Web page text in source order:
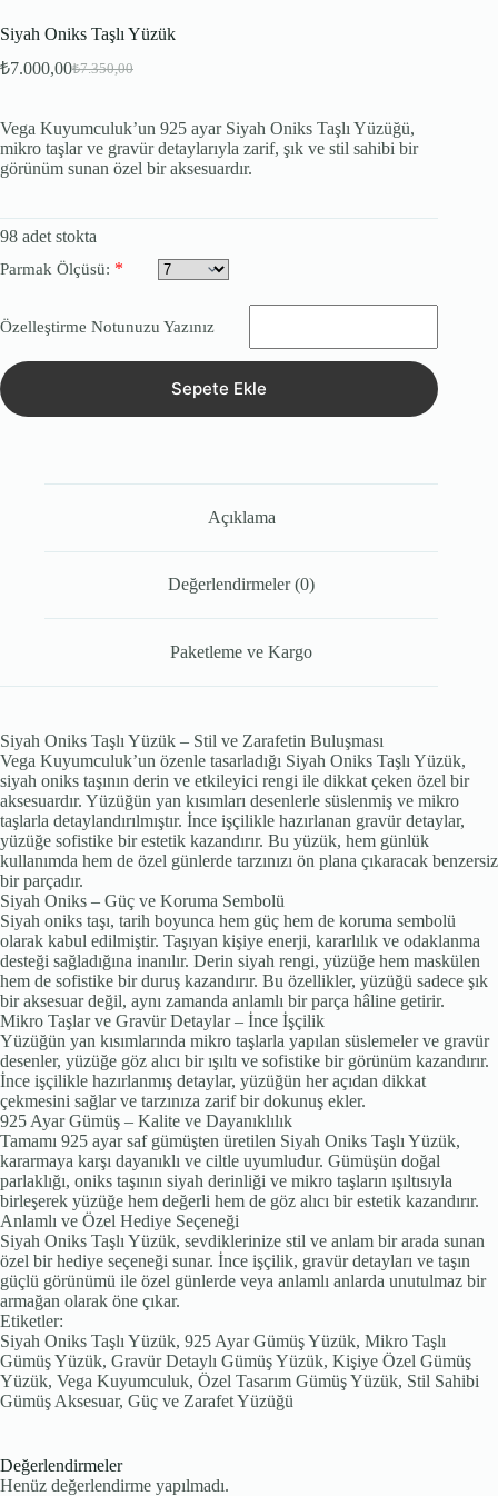
Siyah Oniks Taşlı Yüzük
₺7.350,00
Orijinal
₺7.350,00.
₺7.000,00Şu
₺7.000,00.
Vega Kuyumculuk’un 925 ayar Siyah Oniks Taşlı Yüzüğü,
mikro taşlar ve gravür detaylarıyla zarif, şık ve stil sahibi bir
görünüm sunan özel bir aksesuardır.
98 adet stokta
Parmak Ölçüsü: *
Özelleştirme Notunuzu Yazınız
Sepete Ekle
Açıklama
Değerlendirmeler (0)
Paketleme ve Kargo
Siyah Oniks Taşlı Yüzük – Stil ve Zarafetin Buluşması
Vega Kuyumculuk’un özenle tasarladığı Siyah Oniks Taşlı Yüzük,
siyah oniks taşının derin ve etkileyici rengi ile dikkat çeken özel bir
aksesuardır. Yüzüğün yan kısımları desenlerle süslenmiş ve mikro
taşlarla detaylandırılmıştır. İnce işçilikle hazırlanan gravür detaylar,
yüzüğe sofistike bir estetik kazandırır. Bu yüzük, hem günlük
kullanımda hem de özel günlerde tarzınızı ön plana çıkaracak benzersiz
bir parçadır.
Siyah Oniks – Güç ve Koruma Sembolü
Siyah oniks taşı, tarih boyunca hem güç hem de koruma sembolü
olarak kabul edilmiştir. Taşıyan kişiye enerji, kararlılık ve odaklanma
desteği sağladığına inanılır. Derin siyah rengi, yüzüğe hem maskülen
hem de sofistike bir duruş kazandırır. Bu özellikler, yüzüğü sadece şık
bir aksesuar değil, aynı zamanda anlamlı bir parça hâline getirir.
Mikro Taşlar ve Gravür Detaylar – İnce İşçilik
Yüzüğün yan kısımlarında mikro taşlarla yapılan süslemeler ve gravür
desenler, yüzüğe göz alıcı bir ışıltı ve sofistike bir görünüm kazandırır.
İnce işçilikle hazırlanmış detaylar, yüzüğün her açıdan dikkat
çekmesini sağlar ve tarzınıza zarif bir dokunuş ekler.
925 Ayar Gümüş – Kalite ve Dayanıklılık
Tamamı 925 ayar saf gümüşten üretilen Siyah Oniks Taşlı Yüzük,
kararmaya karşı dayanıklı ve ciltle uyumludur. Gümüşün doğal
parlaklığı, oniks taşının siyah derinliği ve mikro taşların ışıltısıyla
birleşerek yüzüğe hem değerli hem de göz alıcı bir estetik kazandırır.
Anlamlı ve Özel Hediye Seçeneği
Siyah Oniks Taşlı Yüzük, sevdiklerinize stil ve anlam bir arada sunan
özel bir hediye seçeneği sunar. İnce işçilik, gravür detayları ve taşın
güçlü görünümü ile özel günlerde veya anlamlı anlarda unutulmaz bir
armağan olarak öne çıkar.
Etiketler:
Siyah Oniks Taşlı Yüzük, 925 Ayar Gümüş Yüzük, Mikro Taşlı
Gümüş Yüzük, Gravür Detaylı Gümüş Yüzük, Kişiye Özel Gümüş
Yüzük, Vega Kuyumculuk, Özel Tasarım Gümüş Yüzük, Stil Sahibi
Gümüş Aksesuar, Güç ve Zarafet Yüzüğü
Değerlendirmeler
Henüz değerlendirme yapılmadı.